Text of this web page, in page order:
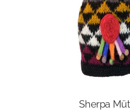
Sherpa